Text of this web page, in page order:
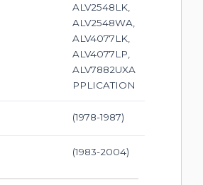
ALV2548LK,
ALV2548WA,
ALV4077LK,
ALV4077LP,
ALV7882UXA
PPLICATION
(1978-1987)
(1983-2004)